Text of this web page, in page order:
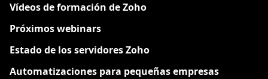
Vídeos de formación de Zoho
Próximos webinars
Estado de los servidores Zoho
Automatizaciones para pequeñas empresas